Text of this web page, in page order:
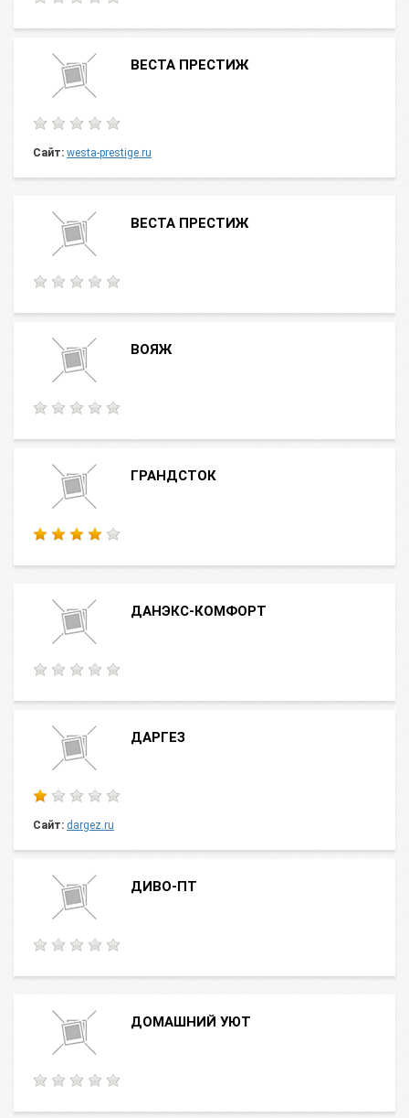
ВЕСТА ПРЕСТИЖ
Сайт: westa-prestige.ru
ВЕСТА ПРЕСТИЖ
ВОЯЖ
ГРАНДСТОК
ДАНЭКС-КОМФОРТ
ДАРГЕЗ
Сайт: dargez.ru
ДИВО-ПТ
ДОМАШНИЙ УЮТ